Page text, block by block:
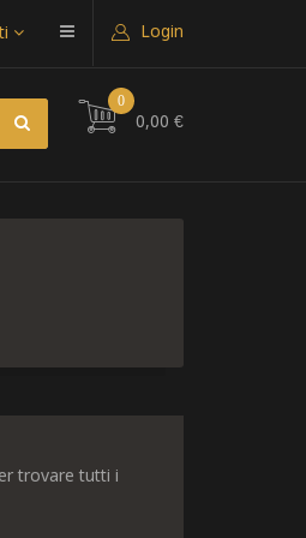
Login
0
0,00 €
trovare tutti i